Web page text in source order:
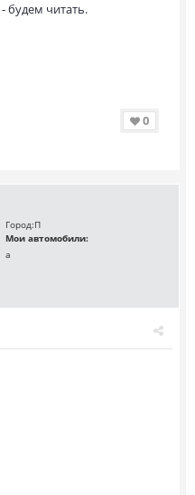
будем читать.
0
Город:П
Мои автомобили:
а